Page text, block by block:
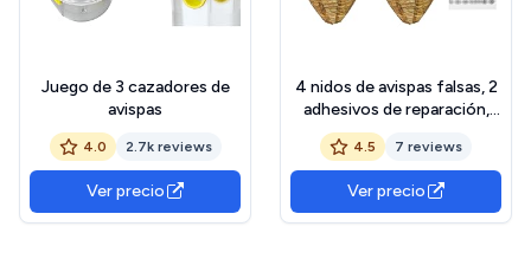
Juego de 3 cazadores de
avispas
4.0 2.7k reviews
Ver precio
4 nidos de avispas falsas, 2
adhesivos de reparación,
bolsas repelentes de
mosquitos para avispas al
aire libre, trampa para
avispas para colgar al aire
libre, nido de avispas de
4.5 7 reviews
Ver precio